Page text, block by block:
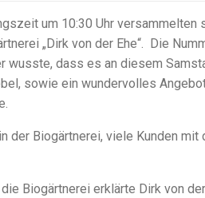
um 10:30 Uhr versammelten
„Dirk von der Ehe“. Die
wusste, dass es an diesem
sowie ein wundervolles
der Biogärtnerei, viele Kunden
Biogärtnerei erklärte Dirk von